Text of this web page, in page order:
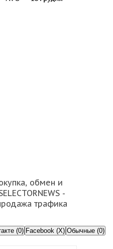
обмен и
-
трафика
(0) Facebook (X) Обычные (0)